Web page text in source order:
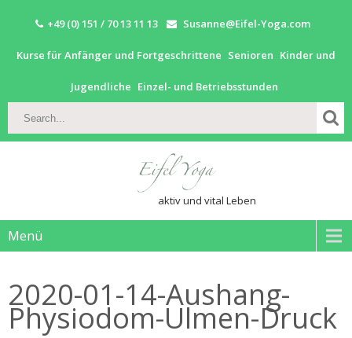
+49 (0) 151 / 70 13 11 13 Susanne@Eifel-Yoga.com
Kurse für Anfänger und Fortgeschrittene Senioren Kinder und
Jugendliche Einzel- und Betriebsstunden
aktiv und vital Leben
Menü
2020-01-14-Aushang-
Physiodom-Ulmen-Druck